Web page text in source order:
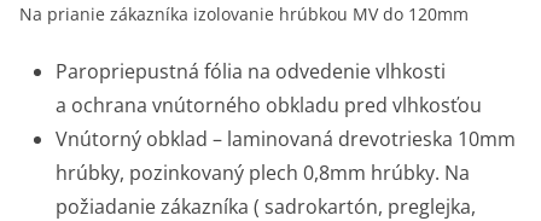
Na prianie zákazníka izolovanie hrúbkou MV do 120mm
Paropriepustná fólia na odvedenie vlhkosti
a ochrana vnútorného obkladu pred vlhkosťou
Vnútorný obklad – laminovaná drevotrieska 10mm
hrúbky, pozinkovaný plech 0,8mm hrúbky. Na
požiadanie zákazníka ( sadrokartón, preglejka,